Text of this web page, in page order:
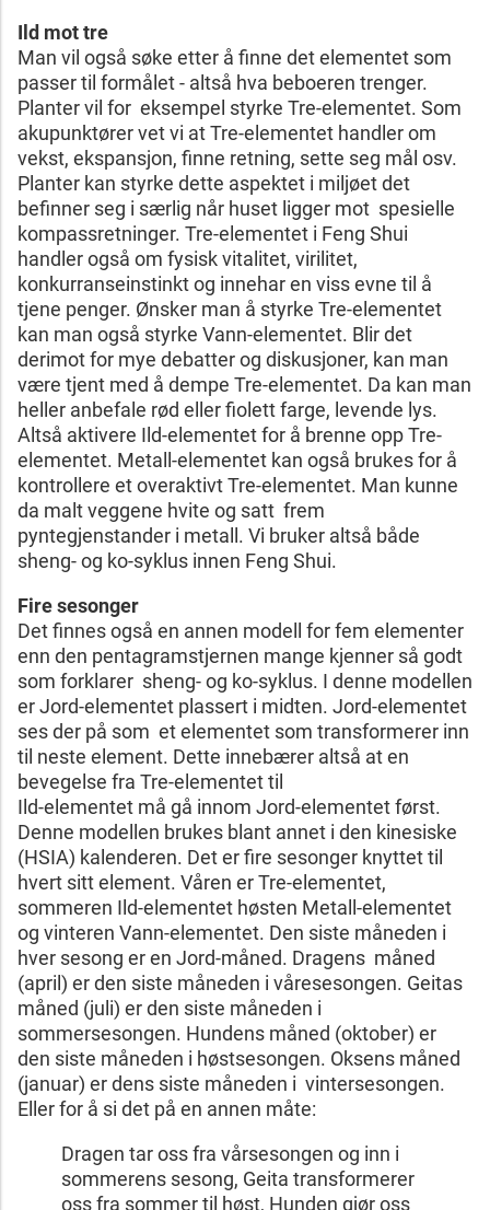
Ild mot tre
Man vil også søke etter å finne det elementet som
passer til formålet - altså hva beboeren trenger.
Planter vil for eksempel styrke Tre-elementet. Som
akupunktører vet vi at Tre-elementet handler om
vekst, ekspansjon, finne retning, sette seg mål osv.
Planter kan styrke dette aspektet i miljøet det
befinner seg i særlig når huset ligger mot spesielle
kompassretninger. Tre-elementet i Feng Shui
handler også om fysisk vitalitet, virilitet,
konkurranseinstinkt og innehar en viss evne til å
tjene penger. Ønsker man å styrke Tre-elementet
kan man også styrke Vann-elementet. Blir det
derimot for mye debatter og diskusjoner, kan man
være tjent med å dempe Tre-elementet. Da kan man
heller anbefale rød eller fiolett farge, levende lys.
Altså aktivere Ild-elementet for å brenne opp Tre-
elementet. Metall-elementet kan også brukes for å
kontrollere et overaktivt Tre-elementet. Man kunne
da malt veggene hvite og satt frem
pyntegjenstander i metall. Vi bruker altså både
sheng- og ko-syklus innen Feng Shui.
Fire sesonger
Det finnes også en annen modell for fem elementer
enn den pentagramstjernen mange kjenner så godt
som forklarer sheng- og ko-syklus. I denne modellen
er Jord-elementet plassert i midten. Jord-elementet
ses der på som et elementet som transformerer inn
til neste element. Dette innebærer altså at en
bevegelse fra Tre-elementet til
Ild-elementet må gå innom Jord-elementet først.
Denne modellen brukes blant annet i den kinesiske
(HSIA) kalenderen. Det er fire sesonger knyttet til
hvert sitt element. Våren er Tre-elementet,
sommeren Ild-elementet høsten Metall-elementet
og vinteren Vann-elementet. Den siste måneden i
hver sesong er en Jord-måned. Dragens måned
(april) er den siste måneden i våresesongen. Geitas
måned (juli) er den siste måneden i
sommersesongen. Hundens måned (oktober) er
den siste måneden i høstsesongen. Oksens måned
(januar) er dens siste måneden i vintersesongen.
Eller for å si det på en annen måte:
Dragen tar oss fra vårsesongen og inn i
sommerens sesong, Geita transformerer
oss fra sommer til høst, Hunden gjør oss